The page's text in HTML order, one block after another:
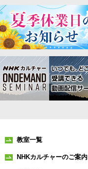
教室一覧
NHKカルチャーのご案内